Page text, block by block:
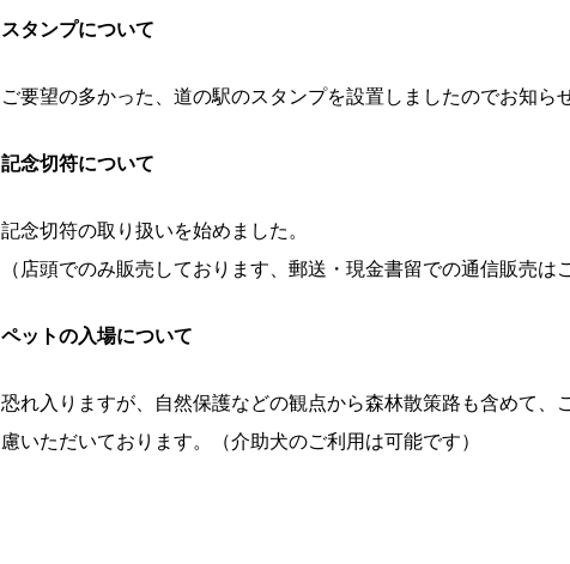
スタンプについて
ご要望の多かった、道の駅のスタンプを設置しましたのでお知ら
記念切符について
記念切符の取り扱いを始めました。
（店頭でのみ販売しております、郵送・現金書留での通信販売は
ペットの入場について
恐れ入りますが、自然保護などの観点から森林散策路も含めて、
慮いただいております。（介助犬のご利用は可能です）